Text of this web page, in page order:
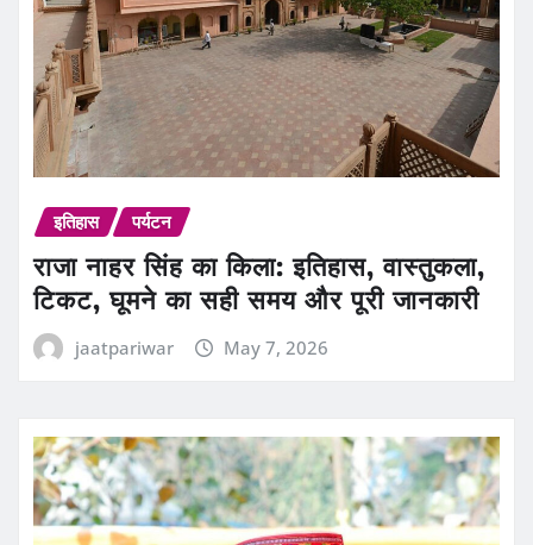
इतिहास पर्यटन
राजा नाहर सिंह का किला: इतिहास, वास्तुकला,
टिकट, घूमने का सही समय और पूरी जानकारी
jaatpariwar May 7, 2026